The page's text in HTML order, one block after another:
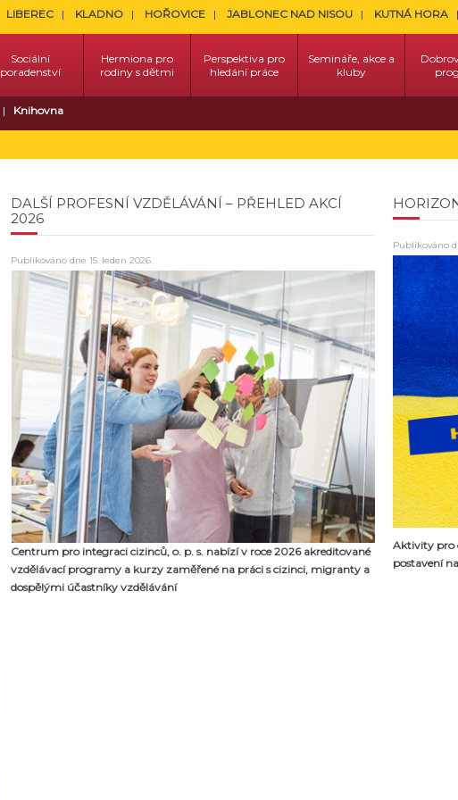
LIBEREC KLADNO HOŘOVICE JABLONEC NAD NISOU KUTNÁ HORA
Sociální
poradenství
Hermiona pro
rodiny s dětmi
Perspektiva pro
hledání práce
Semináře, akce a
kluby
Knihovna
DALŠÍ PROFESNÍ VZDĚLÁVÁNÍ – PŘEHLED AKCÍ
2026
Publikováno dne15. leden 2026.
Centrum pro integraci cizinců, o. p. s. nabízí v roce 2026 akreditované
vzdělávací programy a kurzy zaměřené na práci s cizinci, migranty a
dospělými účastníky vzdělávání
Publikováno
Aktivity pro
postavení